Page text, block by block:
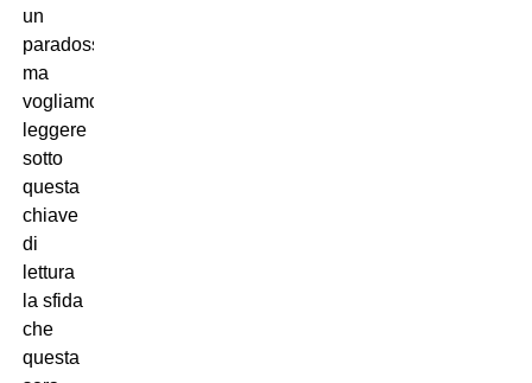
un
paradosso,
ma
vogliamo
leggere
sotto
questa
chiave
di
lettura
la sfida
che
questa